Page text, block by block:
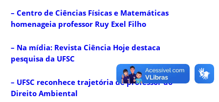
– Centro de Ciências Físicas e Matemáticas
homenageia professor Ruy Exel Filho
– Na mídia: Revista Ciência Hoje destaca
pesquisa da UFSC
– UFSC reconhece trajetória de professor do
Direito Ambiental